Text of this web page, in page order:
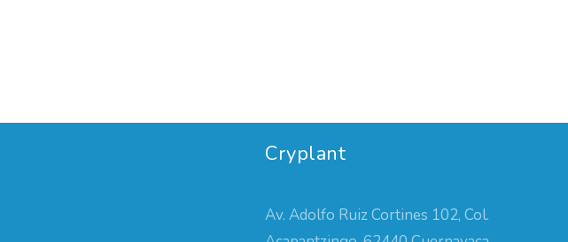
Cryplant
Av. Adolfo Ruiz Cortines 102, Col.